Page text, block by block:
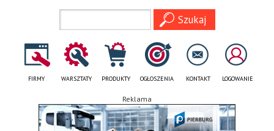
FIRMY WARSZTATY PRODUKTY OGŁOSZENIA KONTAKT LOGOWANIE
Reklama